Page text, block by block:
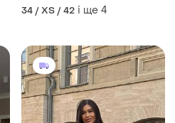
34 / XS / 42 і ще 4